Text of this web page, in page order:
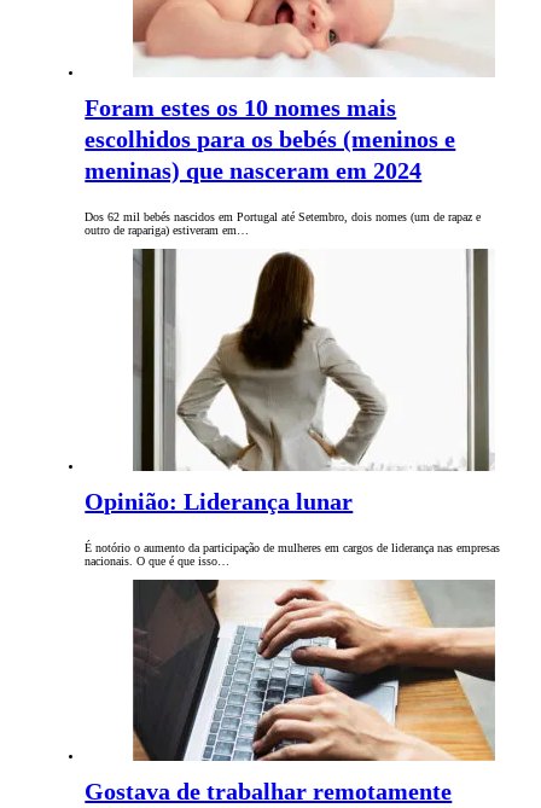
Foram estes os 10 nomes mais
escolhidos para os bebés (meninos e
meninas) que nasceram em 2024
Dos 62 mil bebés nascidos em Portugal até Setembro, dois nomes (um de rapaz e
outro de rapariga) estiveram em…
Opinião: Liderança lunar
É notório o aumento da participação de mulheres em cargos de liderança nas empresas
nacionais. O que é que isso…
Gostava de trabalhar remotamente